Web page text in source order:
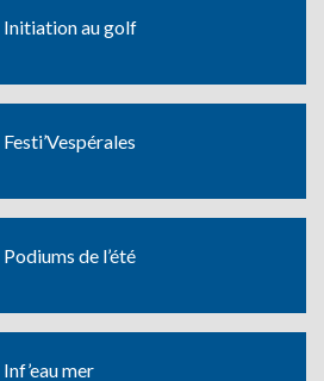
Initiation au golf
Festi’Vespérales
Podiums de l’été
Inf’eau mer